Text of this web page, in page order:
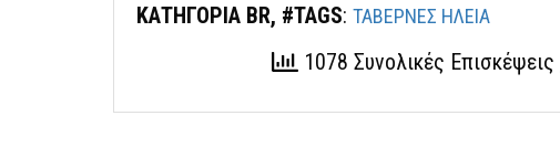
ΚΑΤΗΓΟΡΙΑ BR, #TAGS: ΤΑΒΕΡΝΕΣ ΗΛΕΙΑ
1078 Συνολικές Επισκέψεις